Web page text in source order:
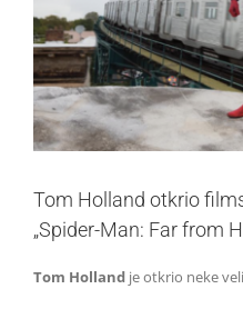
Tom Holland otkrio
„Spider-Man: Far from
Tom Holland je otkrio neke